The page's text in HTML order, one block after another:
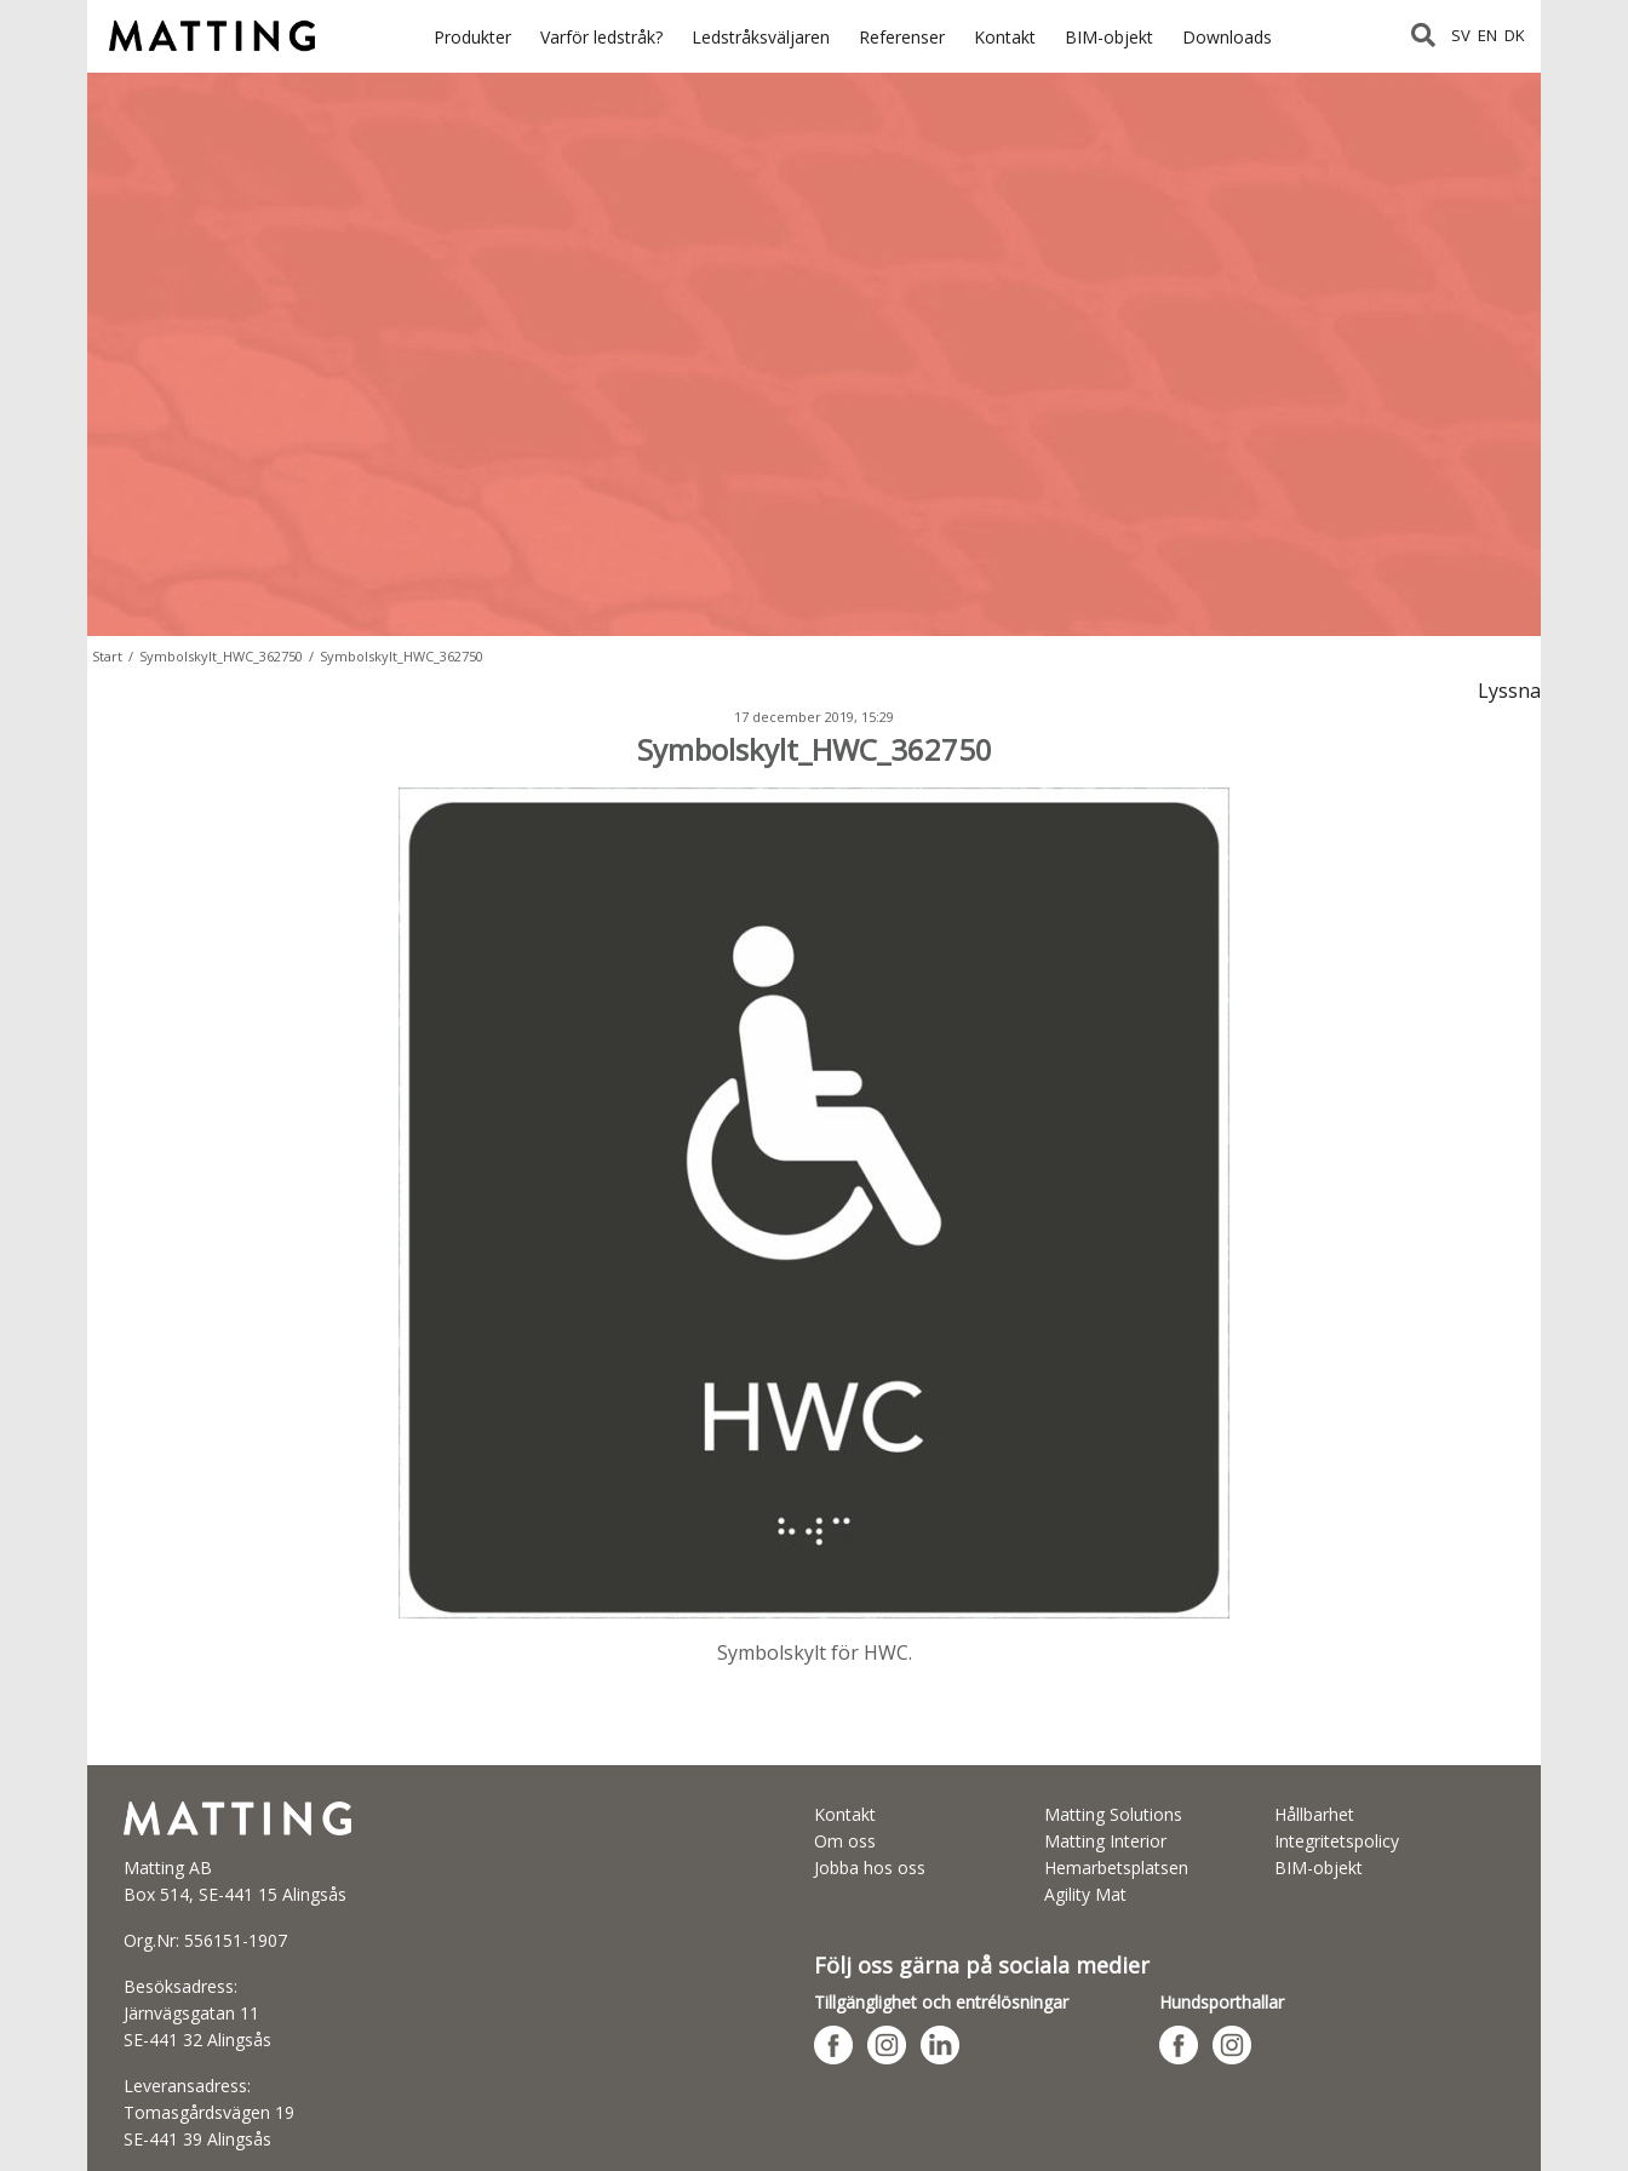
Produkter Varför ledstråk? Ledstråksväljaren Referenser Kontakt BIM-objekt Downloads SV EN DK
Start / Symbolskylt_HWC_362750 / Symbolskylt_HWC_362750
Lyssna
17 december 2019, 15:29
Symbolskylt_HWC_362750
Symbolskylt för HWC.
Matting AB
Box 514, SE-441 15 Alingsås
Org.Nr: 556151-1907
Besöksadress:
Järnvägsgatan 11
SE-441 32 Alingsås
Leveransadress:
Tomasgårdsvägen 19
SE-441 39 Alingsås
Kontakt
Om oss
Jobba hos oss
Matting Solutions
Matting Interior
Hemarbetsplatsen
Agility Mat
Hållbarhet
Integritetspolicy
BIM-objekt
Följ oss gärna på sociala medier
Tillgänglighet och entrélösningar Hundsporthallar